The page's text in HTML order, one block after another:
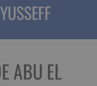
ABU EL